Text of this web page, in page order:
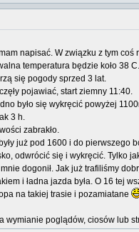
napisać. W związku z tym
temperatura będzie koło 38 C.
się pogody sprzed 3 lat.
pojawiać, start ziemny 11:40.
było się wykręcić powyżej
3 h.
zabrakło.
już pod 1600 i do pierwszego
odwrócić się i wykręcić.
dogonił. Jak już trafiliśmy
i ładna jazda była. O 16 tej
na takiej trasie i pozamiatane
wymianie poglądów, ciosów lub